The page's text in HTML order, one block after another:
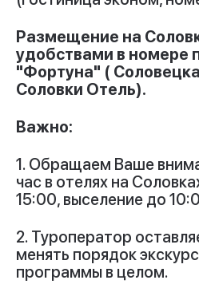
Размещение на
удобствами в номере
"Фортуна" (
Соловки Отель).
Важно:
1. Обращаем Ваше
час в отелях на
15:00, выселение до
2. Туроператор
менять порядок
программы в целом.